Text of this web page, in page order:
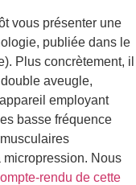
vous présenter une
publiée dans le
Plus concrètement, il
aveugle,
employant
basse fréquence
Nous
rendu de cette